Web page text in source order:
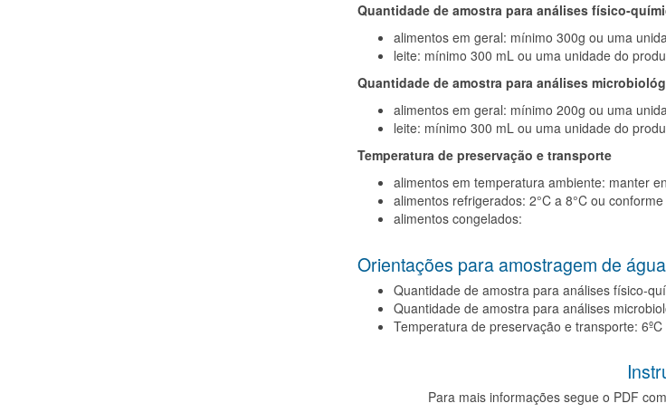
Quantidade de amostra para análises físico-
alimentos em geral: mínimo 300g ou uma
leite: mínimo 300 mL ou uma unidade do
Quantidade de amostra para análises
alimentos em geral: mínimo 200g ou uma
leite: mínimo 300 mL ou uma unidade do
Temperatura de preservação e transporte
alimentos em temperatura ambiente: manter
alimentos refrigerados: 2°C a 8°C ou
alimentos congelados:
Orientações para amostragem de água
Quantidade de amostra para análises físico-
Quantidade de amostra para análises
Temperatura de preservação e transporte: 6ºC
Para mais informações segue o PDF